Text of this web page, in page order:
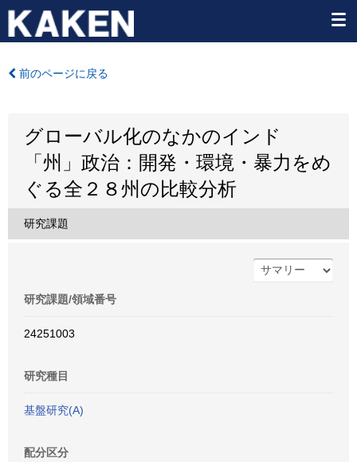
前のページに戻る
グローバル化のなかのインド
「州」政治：開発・環境・暴力をめ
ぐる全２８州の比較分析
研究課題
研究課題/領域番号
24251003
研究種目
基盤研究(A)
配分区分